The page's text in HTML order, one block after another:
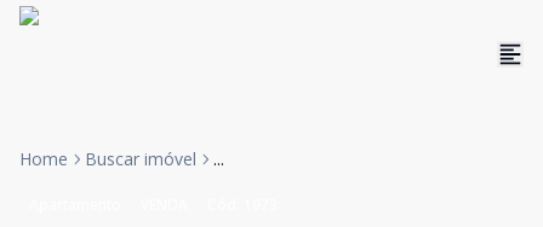
Home Buscar imóvel ...